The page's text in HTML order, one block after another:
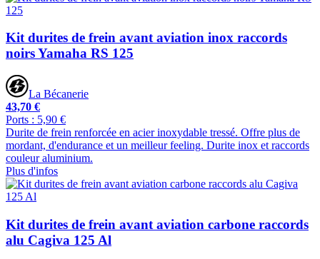
Kit durites de frein avant aviation inox raccords
noirs Yamaha RS 125
La Bécanerie
43,70 €
Ports : 5,90 €
Durite de frein renforcée en acier inoxydable tressé. Offre plus de
mordant, d'endurance et un meilleur feeling. Durite inox et raccords
couleur aluminium.
Plus d'infos
Kit durites de frein avant aviation carbone raccords
alu Cagiva 125 Al